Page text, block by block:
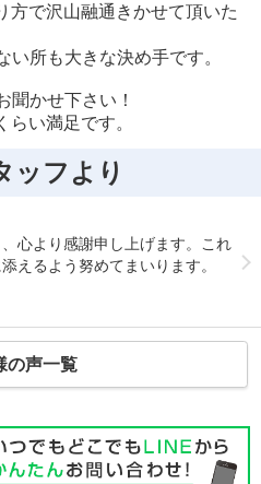
方で沢山融通きかせて頂いた
所も大きな決め手です。
聞かせ下さい！
い満足です。
ッフより
心より感謝申し上げます。これ
えるよう努めてまいります。
の声一覧